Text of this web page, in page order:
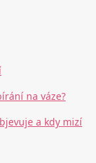
na váze?
a kdy mizí